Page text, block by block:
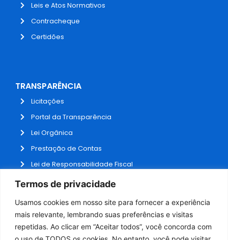
Termos de privacidade
Usamos cookies em nosso site para fornecer a experiência
mais relevante, lembrando suas preferências e visitas
repetidas. Ao clicar em “Aceitar todos”, você concorda com
Leis e Atos Normativos
Contracheque
Certidões
TRANSPARÊNCIA
Licitações
Portal da Transparência
Lei Orgânica
Prestação de Contas
Lei de Responsabilidade Fiscal
Receitas e Despesas
Fale Conosco